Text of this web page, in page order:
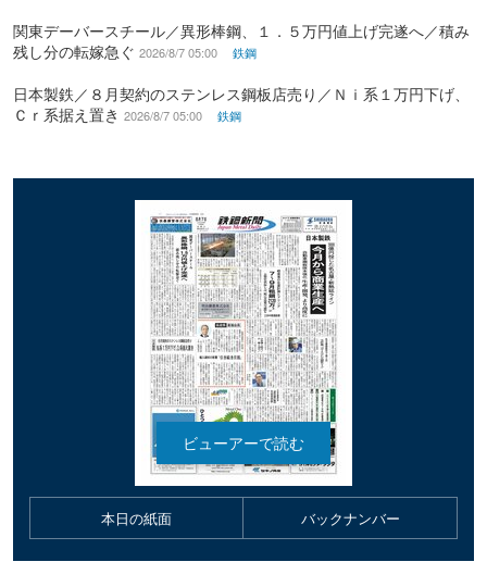
関東デーバースチール／異形棒鋼、１．５万円値上げ完遂へ／積み
残し分の転嫁急ぐ 2026/8/7 05:00 鉄鋼
日本製鉄／８月契約のステンレス鋼板店売り／Ｎｉ系１万円下げ、
Ｃｒ系据え置き 2026/8/7 05:00 鉄鋼
本日の紙面 バックナンバー